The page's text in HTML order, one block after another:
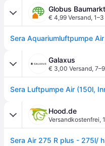
Globus Baumarkt
€ 4,99 Versand,
Sera Aquariumluftpumpe
Galaxus
€ 3,00 Versand,
Hood.de
Versandkostenfrei,